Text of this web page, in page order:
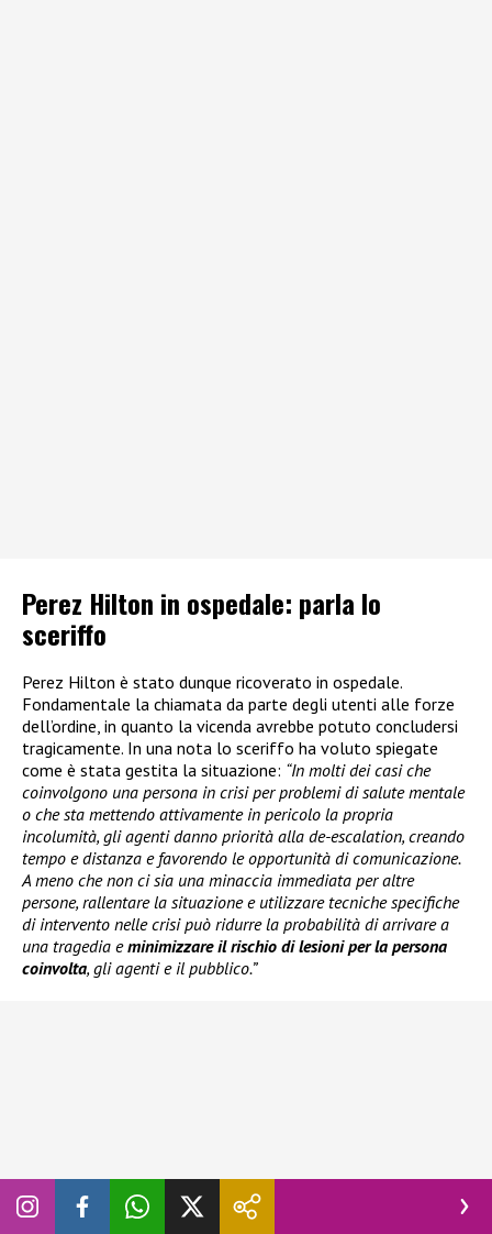
Perez Hilton in ospedale: parla lo
sceriffo
Perez Hilton è stato dunque ricoverato in ospedale.
Fondamentale la chiamata da parte degli utenti alle forze
dell’ordine, in quanto la vicenda avrebbe potuto concludersi
tragicamente. In una nota lo sceriffo ha voluto spiegate
come è stata gestita la situazione: “In molti dei casi che
coinvolgono una persona in crisi per problemi di salute mentale
o che sta mettendo attivamente in pericolo la propria
incolumità, gli agenti danno priorità alla de-escalation, creando
tempo e distanza e favorendo le opportunità di comunicazione.
A meno che non ci sia una minaccia immediata per altre
persone, rallentare la situazione e utilizzare tecniche specifiche
di intervento nelle crisi può ridurre la probabilità di arrivare a
una tragedia eminimizzare il rischio di lesioni per la persona
coinvolta, gli agenti e il pubblico.”